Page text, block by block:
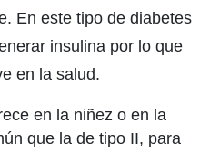
En este tipo de diabetes
insulina por lo que
en la salud.
en la niñez o en la
que la de tipo II, para